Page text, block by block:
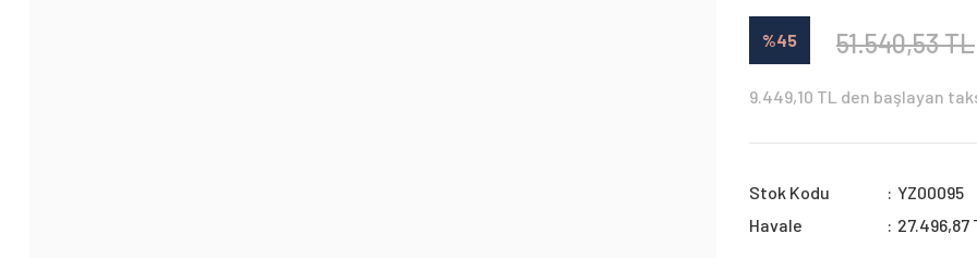
%45 51.540,53 TL
9.449,10 TL den başlayan
Stok Kodu
YZ00095
Havale